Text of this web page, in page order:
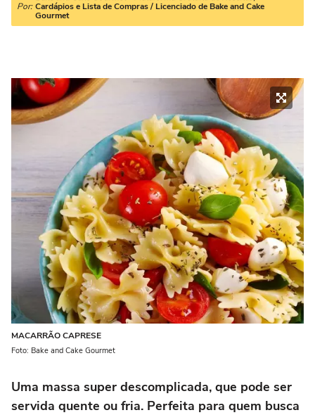
Por: Cardápios e Lista de Compras / Licenciado de Bake and Cake
Gourmet
MACARRÃO CAPRESE
Foto: Bake and Cake Gourmet
Uma massa super descomplicada, que pode ser
servida quente ou fria. Perfeita para quem busca